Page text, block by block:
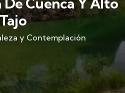
y Contemplación